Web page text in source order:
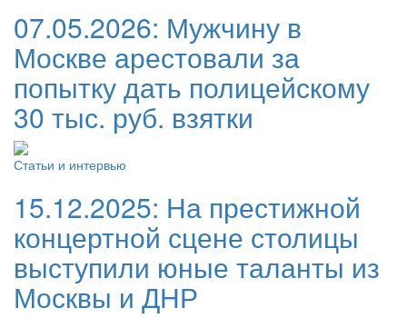
07.05.2026: Мужчину в
Москве арестовали за
попытку дать полицейскому
30 тыс. руб. взятки
Статьи и интервью
15.12.2025: На престижной
концертной сцене столицы
выступили юные таланты из
Москвы и ДНР